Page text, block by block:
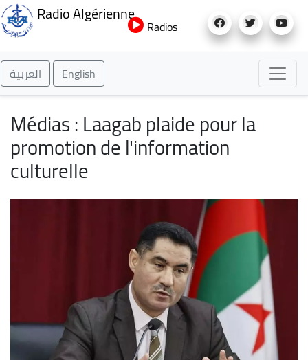
au
Radio Algérienne
Radios
العربية English
Médias : Laagab plaide pour la
promotion de l'information
culturelle